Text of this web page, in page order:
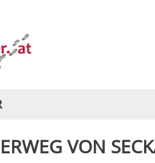
VON